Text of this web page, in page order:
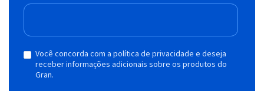
Você concorda com a política de privacidade e deseja
receber informações adicionais sobre os produtos do
Gran.